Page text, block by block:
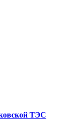
ТЭС